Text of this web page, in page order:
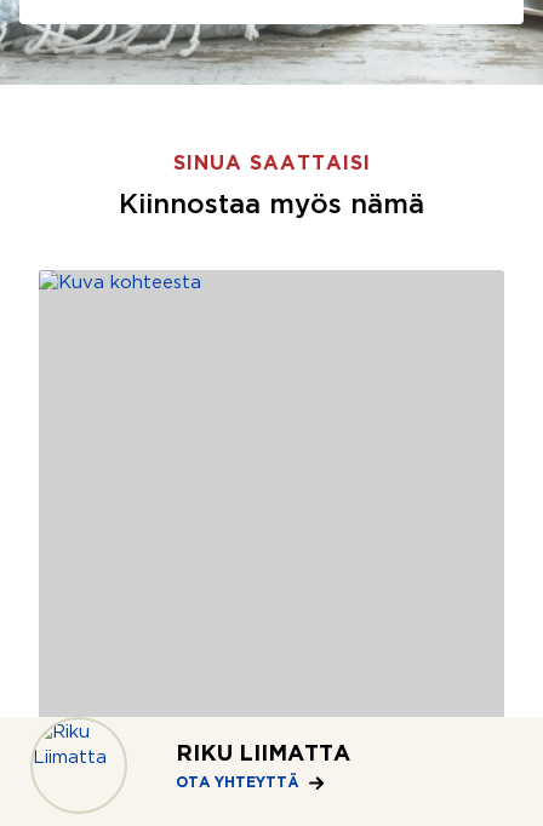
RIKU LIIMATTA
OTA YHTEYTTÄ
SINUA SAATTAISI
Kiinnostaa myös nämä
Torkkelinmäki/Kallio, Helsinki
Pengerkatu 22